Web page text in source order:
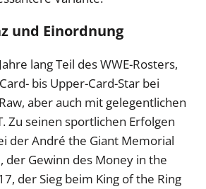
und Einordnung
lang Teil des WWE-Rosters,
bis Upper-Card-Star bei
aber auch mit gelegentlichen
Zu seinen sportlichen Erfolgen
der André the Giant Memorial
der Gewinn des Money in the
der Sieg beim King of the Ring